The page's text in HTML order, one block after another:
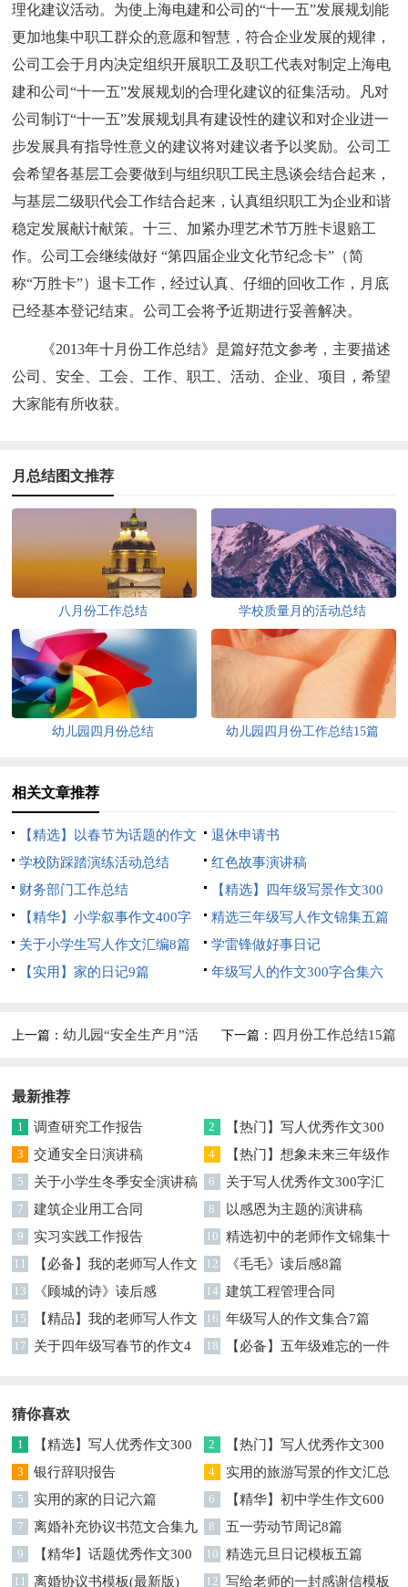
理化建议活动。为使上海电建和公司的“十一五”发展规划能
更加地集中职工群众的意愿和智慧，符合企业发展的规律，
公司工会于月内决定组织开展职工及职工代表对制定上海电
建和公司“十一五”发展规划的合理化建议的征集活动。凡对
公司制订“十一五”发展规划具有建设性的建议和对企业进一
步发展具有指导性意义的建议将对建议者予以奖励。公司工
会希望各基层工会要做到与组织职工民主恳谈会结合起来，
与基层二级职代会工作结合起来，认真组织职工为企业和谐
稳定发展献计献策。十三、加紧办理艺术节万胜卡退赔工
作。公司工会继续做好 “第四届企业文化节纪念卡”（简
称“万胜卡”）退卡工作，经过认真、仔细的回收工作，月底
已经基本登记结束。公司工会将予近期进行妥善解决。
《2013年十月份工作总结》是篇好范文参考，主要描述
公司、安全、工会、工作、职工、活动、企业、项目，希望
大家能有所收获。
月总结图文推荐
八月份工作总结 学校质量月的活动总结
幼儿园四月份总结 幼儿园四月份工作总结15篇
相关文章推荐
【精选】以春节为话题的作文
锦集8篇
退休申请书
学校防踩踏演练活动总结
红色故事演讲稿
财务部门工作总结
【精选】四年级写景作文300
字集合五篇
【精华】小学叙事作文400字
集锦九篇
精选三年级写人作文锦集五篇
关于小学生写人作文汇编8篇
学雷锋做好事日记
【实用】家的日记9篇
年级写人的作文300字合集六
上一篇：幼儿园“安全生产月”活 下一篇： 四月份工作总结15篇
最新推荐
1 调查研究工作报告 2
【热门】写人优秀作文300
字集合7篇
3 交通安全日演讲稿 4
【热门】想象未来三年级作
文汇编7篇
5 关于小学生冬季安全演讲稿 6
关于写人优秀作文300字汇
编六篇
7 建筑企业用工合同 8 以感恩为主题的演讲稿
9 实习实践工作报告 10 精选初中的老师作文锦集十
篇
11
【必备】我的老师写人作文
集合八篇
12 《毛毛》读后感8篇
13 《顾城的诗》读后感 14 建筑工程管理合同
15
【精品】我的老师写人作文
集合5篇
16 年级写人的作文集合7篇
17
关于四年级写春节的作文4
18
【必备】五年级难忘的一件
猜你喜欢
1
【精选】写人优秀作文300
字集锦八篇
2
【热门】写人优秀作文300
字汇总8篇
3 银行辞职报告 4
实用的旅游写景的作文汇总
九篇
5 实用的家的日记六篇 6
【精华】初中学生作文600
字集合十篇
7
离婚补充协议书范文合集九
篇
8 五一劳动节周记8篇
9
【精华】话题优秀作文300
字集合9篇
10 精选元旦日记模板五篇
11 离婚协议书模板(最新版) 12 写给老师的一封感谢信模板